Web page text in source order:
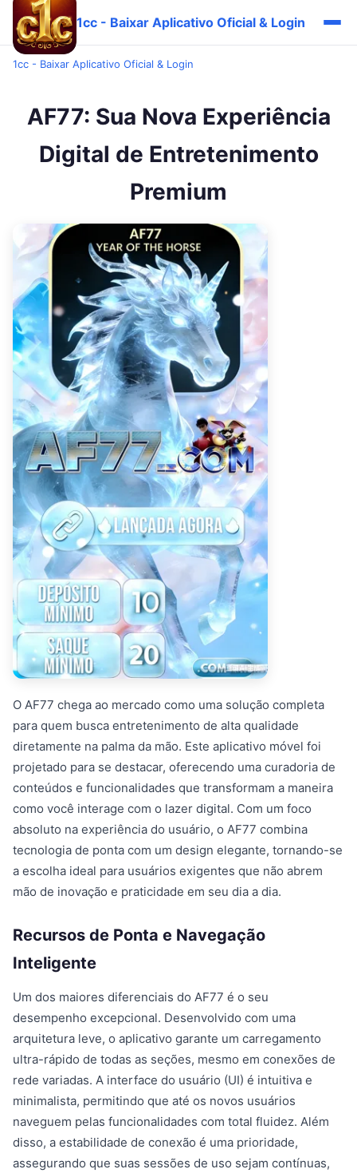
1cc - Baixar Aplicativo Oficial & Login
1cc - Baixar Aplicativo Oficial & Login
AF77: Sua Nova Experiência
Digital de Entretenimento
Premium
O AF77 chega ao mercado como uma solução completa
para quem busca entretenimento de alta qualidade
diretamente na palma da mão. Este aplicativo móvel foi
projetado para se destacar, oferecendo uma curadoria de
conteúdos e funcionalidades que transformam a maneira
como você interage com o lazer digital. Com um foco
absoluto na experiência do usuário, o AF77 combina
tecnologia de ponta com um design elegante, tornando-se
a escolha ideal para usuários exigentes que não abrem
mão de inovação e praticidade em seu dia a dia.
Recursos de Ponta e Navegação
Inteligente
Um dos maiores diferenciais do AF77 é o seu
desempenho excepcional. Desenvolvido com uma
arquitetura leve, o aplicativo garante um carregamento
ultra-rápido de todas as seções, mesmo em conexões de
rede variadas. A interface do usuário (UI) é intuitiva e
minimalista, permitindo que até os novos usuários
naveguem pelas funcionalidades com total fluidez. Além
disso, a estabilidade de conexão é uma prioridade,
assegurando que suas sessões de uso sejam contínuas,